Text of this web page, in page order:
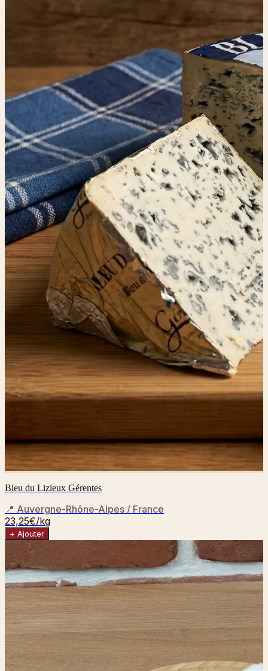
Bleu du Lizieux Gérentes
📍 Auvergne-Rhône-Alpes / France
23,25€/kg
+ Ajouter